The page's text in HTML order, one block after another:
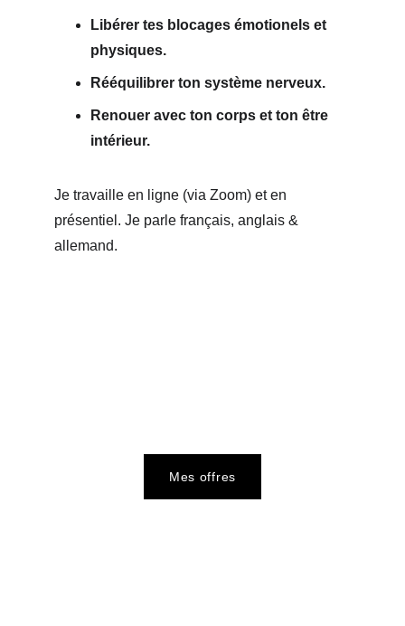
Libérer tes blocages émotionels et
physiques.
Rééquilibrer ton système nerveux.
Renouer avec ton corps et ton être
intérieur.
Je travaille en ligne (via Zoom) et en
présentiel. Je parle français, anglais &
allemand.
Mes offres